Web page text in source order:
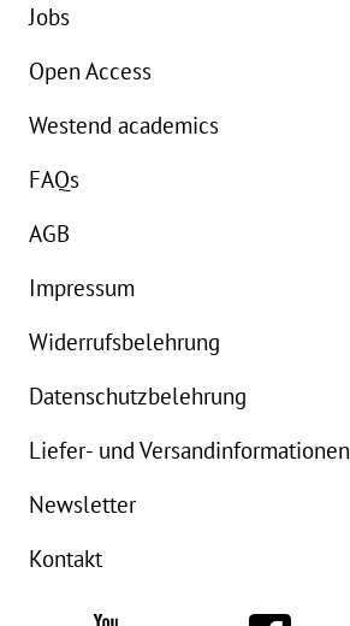
Jobs
Open Access
Westend academics
FAQs
AGB
Impressum
Widerrufsbelehrung
Datenschutzbelehrung
Liefer- und Versandinformationen
Newsletter
Kontakt